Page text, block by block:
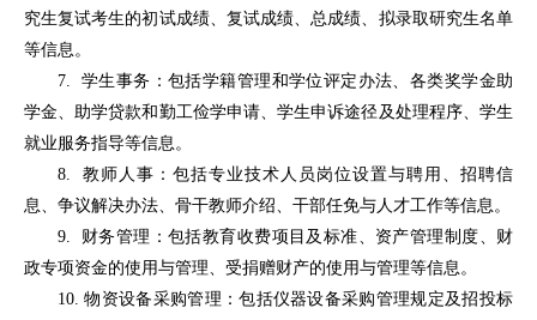
究生复试考生的初试成绩、复试成绩、总成绩、拟录取研究生名单
等信息。
7. 学生事务：包括学籍管理和学位评定办法、各类奖学金助
学金、助学贷款和勤工俭学申请、学生申诉途径及处理程序、学生
就业服务指导等信息。
8. 教师人事：包括专业技术人员岗位设置与聘用、招聘信
息、争议解决办法、骨干教师介绍、干部任免与人才工作等信息。
9. 财务管理：包括教育收费项目及标准、资产管理制度、财
政专项资金的使用与管理、受捐赠财产的使用与管理等信息。
10. 物资设备采购管理：包括仪器设备采购管理规定及招投标